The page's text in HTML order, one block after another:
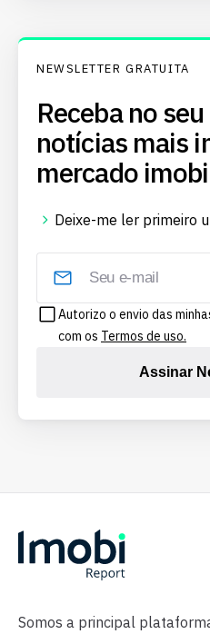
NEWSLETTER GRATUITA
Receba no
notícias mais
mercado
Deixe-me ler primeiro
Autorizo o envio das
com os Termos de uso.
Assinar
Somos a principal